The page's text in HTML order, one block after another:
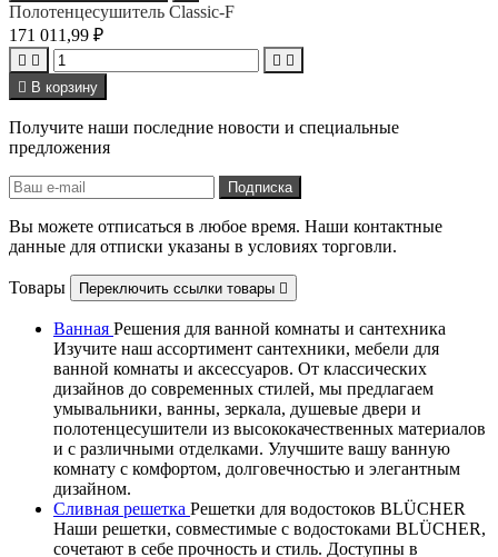
Полотенцесушитель Classic-F
171 011,99 ₽
   
 В корзину
Получите наши последние новости и специальные
предложения
Вы можете отписаться в любое время. Наши контактные
данные для отписки указаны в условиях торговли.
Товары Переключить ссылки товары 
Ванная Решения для ванной комнаты и сантехника
Изучите наш ассортимент сантехники, мебели для
ванной комнаты и аксессуаров. От классических
дизайнов до современных стилей, мы предлагаем
умывальники, ванны, зеркала, душевые двери и
полотенцесушители из высококачественных материалов
и с различными отделками. Улучшите вашу ванную
комнату с комфортом, долговечностью и элегантным
дизайном.
Сливная решетка Решетки для водостоков BLÜCHER
Наши решетки, совместимые с водостоками BLÜCHER,
сочетают в себе прочность и стиль. Доступны в